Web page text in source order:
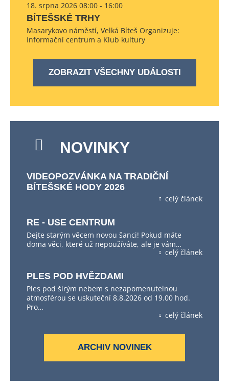
18. srpna 2026 08:00 - 16:00
BÍTEŠSKÉ TRHY
Masarykovo náměstí, Velká Bíteš Organizuje:
Informační centrum a Klub kultury
ZOBRAZIT VŠECHNY UDÁLOSTI
NOVINKY
VIDEOPOZVÁNKA NA TRADIČNÍ
BÍTEŠSKÉ HODY 2026
celý článek
RE - USE CENTRUM
Dejte starým věcem novou šanci! Pokud máte
doma věci, které už nepoužíváte, ale je vám…
celý článek
PLES POD HVĚZDAMI
Ples pod širým nebem s nezapomenutelnou
atmosférou se uskuteční 8.8.2026 od 19.00 hod.
Pro…
celý článek
ARCHIV NOVINEK